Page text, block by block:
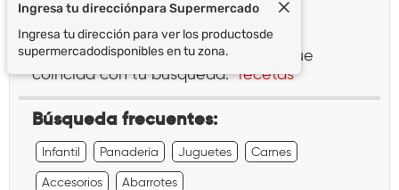
Ingresa tu direcciónpara Supermercado
Ingresa tu dirección para ver los productosde
supermercadodisponibles en tu zona.
¡Lo sentimos!
No encontramos ningún resultado que
coincida con tu búsqueda:"recetas"
Búsqueda frecuentes:
Infantil Panadería Juguetes Carnes
Accesorios Abarrotes